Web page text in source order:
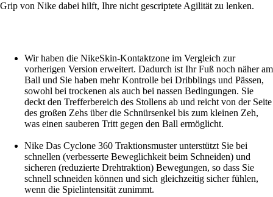
Grip von Nike dabei hilft, Ihre nicht gescriptete Agilität zu lenken.
Wir haben die NikeSkin-Kontaktzone im Vergleich zur
vorherigen Version erweitert. Dadurch ist Ihr Fuß noch näher am
Ball und Sie haben mehr Kontrolle bei Dribblings und Pässen,
sowohl bei trockenen als auch bei nassen Bedingungen. Sie
deckt den Trefferbereich des Stollens ab und reicht von der Seite
des großen Zehs über die Schnürsenkel bis zum kleinen Zeh,
was einen sauberen Tritt gegen den Ball ermöglicht.
Nike Das Cyclone 360 Traktionsmuster unterstützt Sie bei
schnellen (verbesserte Beweglichkeit beim Schneiden) und
sicheren (reduzierte Drehtraktion) Bewegungen, so dass Sie
schnell schneiden können und sich gleichzeitig sicher fühlen,
wenn die Spielintensität zunimmt.